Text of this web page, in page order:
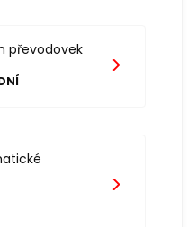
převodovek